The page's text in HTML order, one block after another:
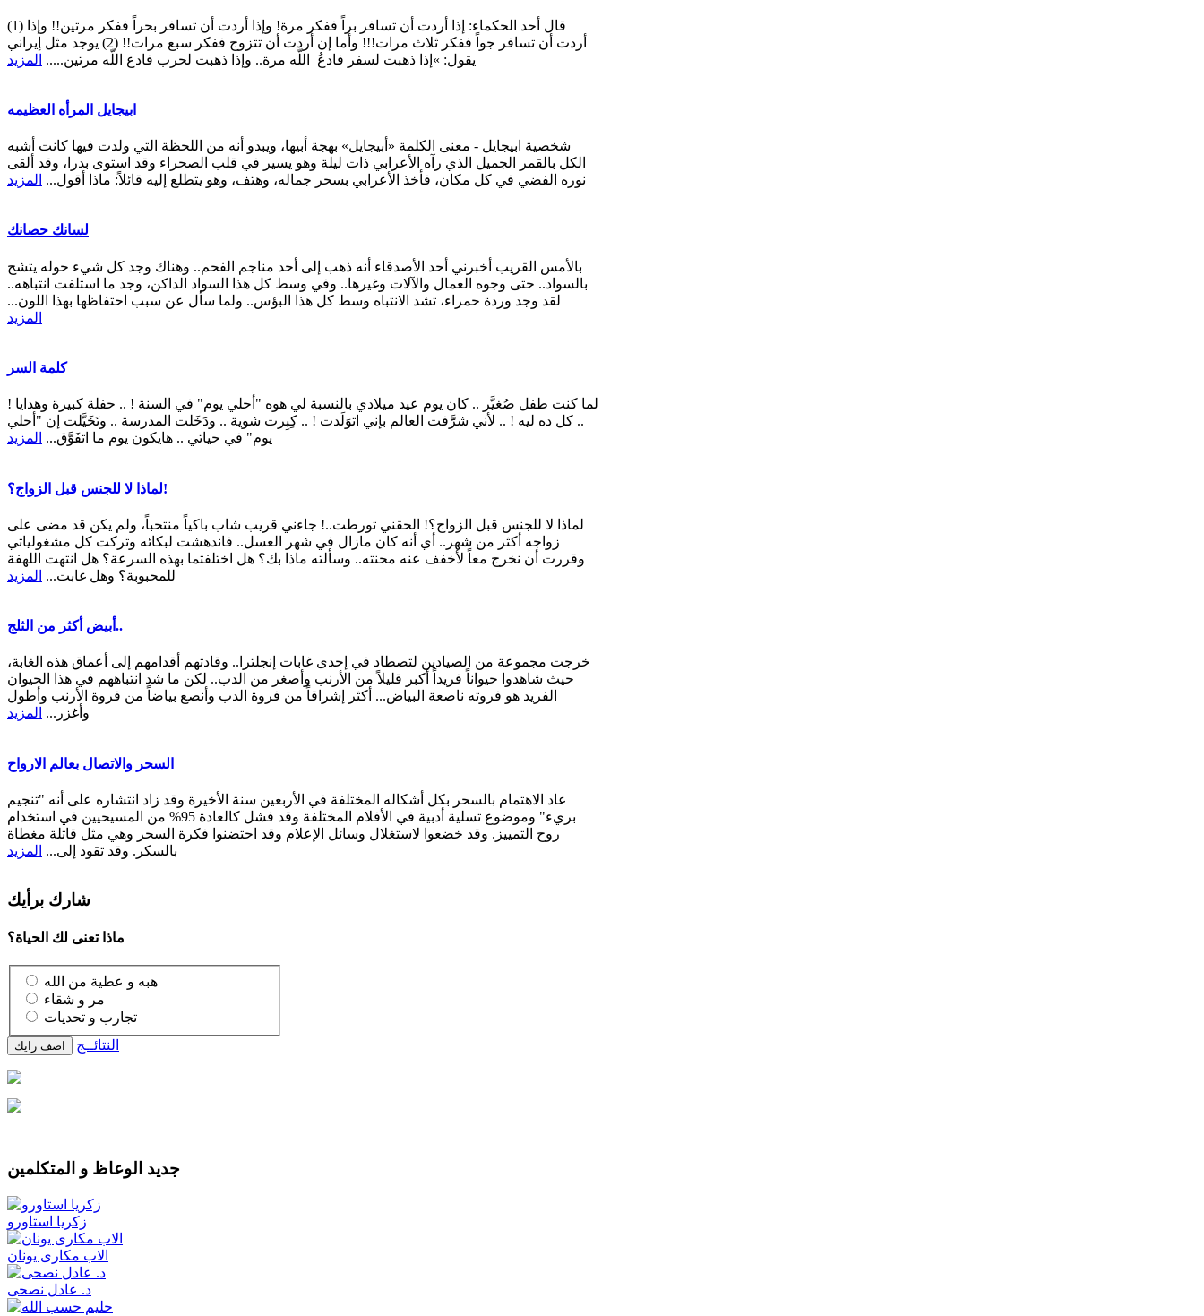
(1) قال أحد الحكماء: إذا أردت أن تسافر براً ففكر مرة! وإذا أردت أن تسافر بحراً ففكر مرتين!! وإذا
أردت أن تسافر جواً ففكر ثلاث مرات!!! وأما إن أردت أن تتزوج ففكر سبع مرات!! (2) يوجد مثل إيراني
يقول: »إذا ذهبت لسفر فادعُ اللّه مرة.. وإذا ذهبت لحرب فادع اللّه مرتين..... المزيد
ابيجايل المرأه العظيمه
شخصية ابيجايل - معنى الكلمة «أبيجايل» بهجة أبيها، ويبدو أنه من اللحظة التي ولدت فيها كانت أشبه
الكل بالقمر الجميل الذي رآه الأعرابي ذات ليلة وهو يسير في قلب الصحراء وقد استوى بدرا، وقد ألقى
نوره الفضي في كل مكان، فأخذ الأعرابي بسحر جماله، وهتف، وهو يتطلع إليه قائلاً: ماذا أقول... المزيد
لسانك حصانك
بالأمس القريب أخبرني أحد الأصدقاء أنه ذهب إلى أحد مناجم الفحم.. وهناك وجد كل شيء حوله يتشح
بالسواد.. حتى وجوه العمال والآلات وغيرها.. وفي وسط كل هذا السواد الداكن، وجد ما استلفت انتباهه..
لقد وجد وردة حمراء، تشد الانتباه وسط كل هذا البؤس.. ولما سأل عن سبب احتفاظها بهذا اللون...
المزيد
كلمة السر
لما كنت طفل صُغيَّر .. كان يوم عيد ميلادي بالنسبة لي هوه "أحلي يوم" في السنة ! .. حفلة كبيرة وهدايا !
.. كل ده ليه ! .. لأني شرََّفت العالم بإني اتوَلَدت ! .. كِبِرت شوية .. ودَخَلت المدرسة .. وتَخَيَّلت إن "أحلي
يوم" في حياتي .. هايكون يوم ما اتفَوَّق... المزيد
لماذا لا للجنس قبل الزواج؟!
لماذا لا للجنس قبل الزواج؟! الحقني تورطت..! جاءني قريب شاب باكياً منتحباً، ولم يكن قد مضى على
زواجه أكثر من شهر.. أي أنه كان مازال في شهر العسل.. فاندهشت لبكائه وتركت كل مشغولياتي
وقررت أن نخرج معاً لأخفف عنه محنته.. وسألته ماذا بك؟ هل اختلفتما بهذه السرعة؟ هل انتهت اللهفة
للمحبوبة؟ وهل غابت... المزيد
أبيض أكثر من الثلج..
خرجت مجموعة من الصيادين لتصطاد في إحدى غابات إنجلترا.. وقادتهم أقدامهم إلى أعماق هذه الغابة،
حيث شاهدوا حيواناً فريداً أكبر قليلاً من الأرنب وأصغر من الدب.. لكن ما شد انتباههم في هذا الحيوان
الفريد هو فروته ناصعة البياض... أكثر إشراقاً من فروة الدب وأنصع بياضاً من فروة الأرنب وأطول
وأغزر... المزيد
السحر والاتصال بعالم الارواح
عاد الاهتمام بالسحر بكل أشكاله المختلفة في الأربعين سنة الأخيرة وقد زاد انتشاره على أنه "تنجيم
بريء" وموضوع تسلية أدبية في الأفلام المختلفة وقد فشل كالعادة 95% من المسيحيين في استخدام
روح التمييز. وقد خضعوا لاستغلال وسائل الإعلام وقد احتضنوا فكرة السحر وهي مثل قاتلة مغطاة
بالسكر. وقد تقود إلى... المزيد
شارك برأيك
ماذا تعنى لك الحياة؟
النتائــج
جديد الوعاظ و المتكلمين
زكريا استاورو
الاب مكارى يونان
د. عادل نصحى